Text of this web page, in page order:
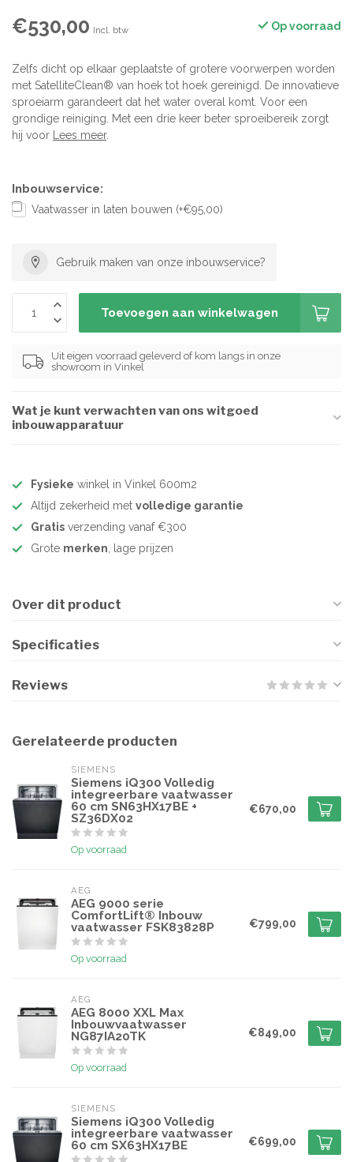
€530,00 Incl. btw Op voorraad
Zelfs dicht op elkaar geplaatste of grotere voorwerpen worden
met SatelliteClean® van hoek tot hoek gereinigd. De innovatieve
sproeiarm garandeert dat het water overal komt. Voor een
grondige reiniging. Met een drie keer beter sproeibereik zorgt
hij voor Lees meer.
Inbouwservice:
Vaatwasser in laten bouwen (+€95,00)
Gebruik maken van onze inbouwservice?
Toevoegen aan winkelwagen
Uit eigen voorraad geleverd of kom langs in onze
showroom in Vinkel
Wat je kunt verwachten van ons witgoed
inbouwapparatuur
Fysieke winkel in Vinkel 600m2
Altijd zekerheid met volledige garantie
Gratis verzending vanaf €300
Grote merken, lage prijzen
Over dit product
Specificaties
Reviews
Gerelateerde producten
SIEMENS
Siemens iQ300 Volledig
integreerbare vaatwasser
60 cm SN63HX17BE +
SZ36DX02
Op voorraad
€670,00
AEG
AEG 9000 serie
ComfortLift® Inbouw
vaatwasser FSK83828P
Op voorraad
€799,00
AEG
AEG 8000 XXL Max
Inbouwvaatwasser
NG87IA20TK
Op voorraad
€849,00
SIEMENS
Siemens iQ300 Volledig
integreerbare vaatwasser
60 cm SX63HX17BE
€699,00